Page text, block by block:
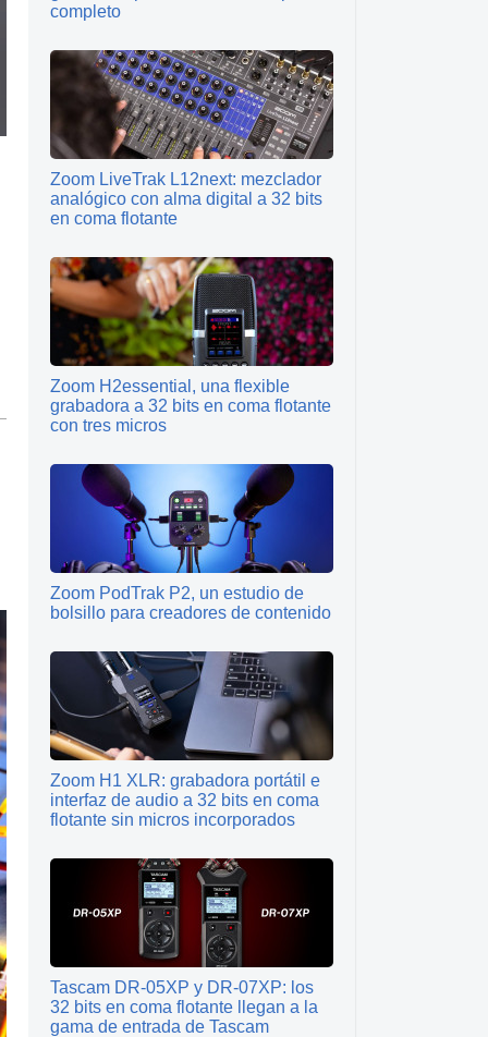
completo
Zoom LiveTrak L12next: mezclador
analógico con alma digital a 32 bits
en coma flotante
Zoom H2essential, una flexible
grabadora a 32 bits en coma flotante
con tres micros
Zoom PodTrak P2, un estudio de
bolsillo para creadores de contenido
Zoom H1 XLR: grabadora portátil e
interfaz de audio a 32 bits en coma
flotante sin micros incorporados
Tascam DR-05XP y DR-07XP: los
32 bits en coma flotante llegan a la
gama de entrada de Tascam